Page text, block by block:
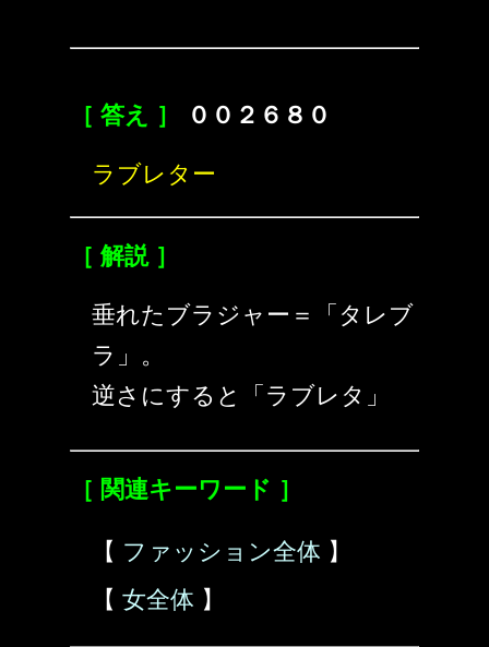
［ 答え ］ ００２６８０
ラブレター
［ 解説 ］
垂れたブラジャー＝「タレブ
ラ」。
逆さにすると「ラブレタ」
［ 関連キーワード ］
【 ファッション全体 】
【 女全体 】